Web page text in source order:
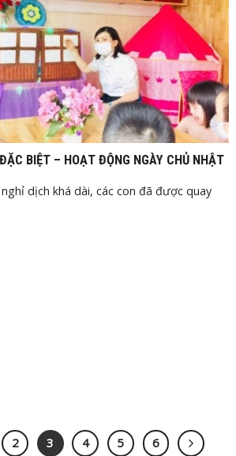
BIỆT – HOẠT ĐỘNG NGÀY CHỦ NHẬT
dịch khá dài, các con đã được quay
2 3 4 5 6